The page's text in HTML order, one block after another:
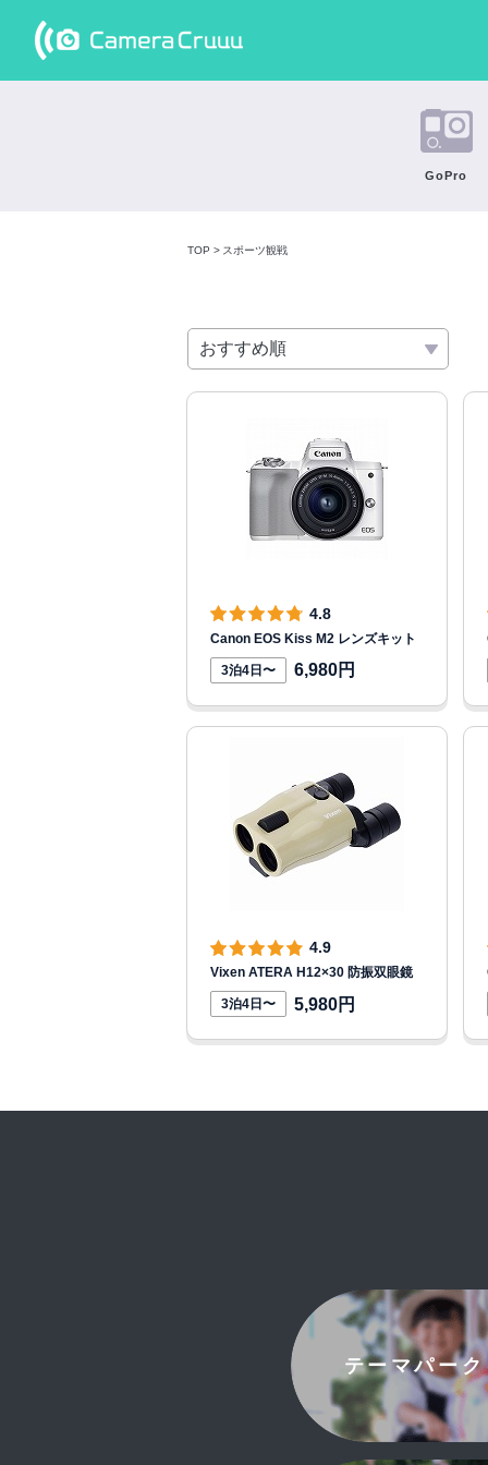
スポーツ観戦
GoProやミラ
ーレスカメラ
GoPro
TOP スポーツ観戦
スポーツ観戦
4.8
Canon EOS Kiss M2 レンズキット
3泊4日〜 6,980円
4.9
Vixen ATERA H12×30 防振双眼鏡
3泊4日〜 5,980円
テーマパーク